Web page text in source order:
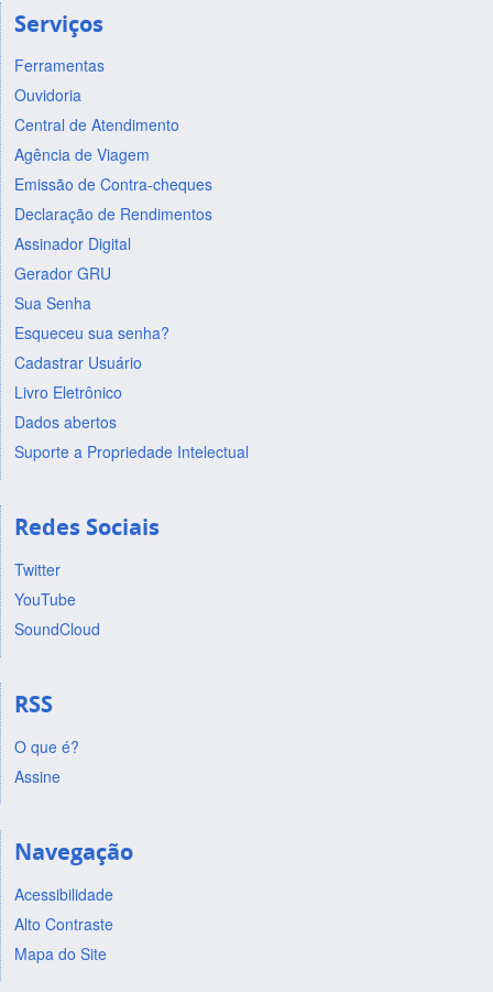
Serviços
Ferramentas
Ouvidoria
Central de Atendimento
Agência de Viagem
Emissão de Contra-cheques
Declaração de Rendimentos
Assinador Digital
Gerador GRU
Sua Senha
Esqueceu sua senha?
Cadastrar Usuário
Livro Eletrônico
Dados abertos
Suporte a Propriedade Intelectual
Redes Sociais
Twitter
YouTube
SoundCloud
RSS
O que é?
Assine
Navegação
Acessibilidade
Alto Contraste
Mapa do Site